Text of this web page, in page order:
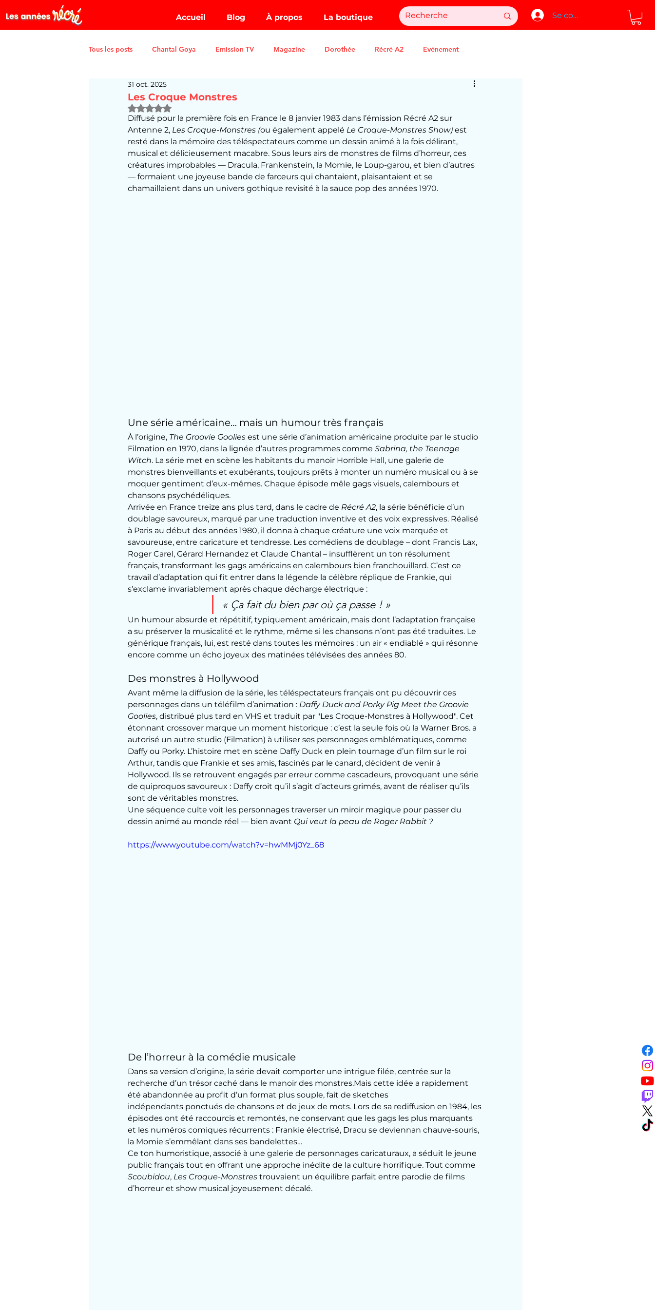
Accueil Blog À propos La boutique Se connecter
Tous les posts Chantal Goya Emission TV Magazine Dorothée Récré A2 Evénement
Les Croque Monstres
31 oct. 2025
Noté NaN étoiles sur 5.
Diffusé pour la première fois en France le 8 janvier 1983 dans l’émission Récré A2 sur
Antenne 2, Les Croque-Monstres (ou également appelé Le Croque-Monstres Show) est
resté dans la mémoire des téléspectateurs comme un dessin animé à la fois délirant,
musical et délicieusement macabre. Sous leurs airs de monstres de films d’horreur, ces
créatures improbables — Dracula, Frankenstein, la Momie, le Loup-garou, et bien d’autres
— formaient une joyeuse bande de farceurs qui chantaient, plaisantaient et se
chamaillaient dans un univers gothique revisité à la sauce pop des années 1970.
Une série américaine… mais un humour très français
À l’origine, The Groovie Goolies est une série d’animation américaine produite par le studio
Filmation en 1970, dans la lignée d’autres programmes comme Sabrina, the Teenage
Witch. La série met en scène les habitants du manoir Horrible Hall, une galerie de
monstres bienveillants et exubérants, toujours prêts à monter un numéro musical ou à se
moquer gentiment d’eux-mêmes. Chaque épisode mêle gags visuels, calembours et
chansons psychédéliques.
Arrivée en France treize ans plus tard, dans le cadre de Récré A2, la série bénéficie d’un
doublage savoureux, marqué par une traduction inventive et des voix expressives. Réalisé
à Paris au début des années 1980, il donna à chaque créature une voix marquée et
savoureuse, entre caricature et tendresse. Les comédiens de doublage – dont Francis Lax,
Roger Carel, Gérard Hernandez et Claude Chantal – insufflèrent un ton résolument
français, transformant les gags américains en calembours bien franchouillard. C’est ce
travail d’adaptation qui fit entrer dans la légende la célèbre réplique de Frankie, qui
s’exclame invariablement après chaque décharge électrique :
« Ça fait du bien par où ça passe ! »
Un humour absurde et répétitif, typiquement américain, mais dont l’adaptation française
a su préserver la musicalité et le rythme, même si les chansons n’ont pas été traduites. Le
générique français, lui, est resté dans toutes les mémoires : un air « endiablé » qui résonne
encore comme un écho joyeux des matinées télévisées des années 80.
Des monstres à Hollywood
Avant même la diffusion de la série, les téléspectateurs français ont pu découvrir ces
personnages dans un téléfilm d’animation : Daffy Duck and Porky Pig Meet the Groovie
Goolies, distribué plus tard en VHS et traduit par "Les Croque-Monstres à Hollywood". Cet
étonnant crossover marque un moment historique : c’est la seule fois où la Warner Bros. a
autorisé un autre studio (Filmation) à utiliser ses personnages emblématiques, comme
Daffy ou Porky. L’histoire met en scène Daffy Duck en plein tournage d’un film sur le roi
Arthur, tandis que Frankie et ses amis, fascinés par le canard, décident de venir à
Hollywood. Ils se retrouvent engagés par erreur comme cascadeurs, provoquant une série
de quiproquos savoureux : Daffy croit qu’il s’agit d’acteurs grimés, avant de réaliser qu’ils
sont de véritables monstres.
Une séquence culte voit les personnages traverser un miroir magique pour passer du
dessin animé au monde réel — bien avant Qui veut la peau de Roger Rabbit ?
https://www.youtube.com/watch?v=hwMMj0Yz_68
De l’horreur à la comédie musicale
Dans sa version d’origine, la série devait comporter une intrigue filée, centrée sur la
recherche d’un trésor caché dans le manoir des monstres.Mais cette idée a rapidement
été abandonnée au profit d’un format plus souple, fait de sketches
indépendants ponctués de chansons et de jeux de mots. Lors de sa rediffusion en 1984, les
épisodes ont été raccourcis et remontés, ne conservant que les gags les plus marquants
et les numéros comiques récurrents : Frankie électrisé, Dracu se deviennan chauve-souris,
la Momie s’emmêlant dans ses bandelettes…
Ce ton humoristique, associé à une galerie de personnages caricaturaux, a séduit le jeune
public français tout en offrant une approche inédite de la culture horrifique. Tout comme
Scoubidou, Les Croque-Monstres trouvaient un équilibre parfait entre parodie de films
d’horreur et show musical joyeusement décalé.